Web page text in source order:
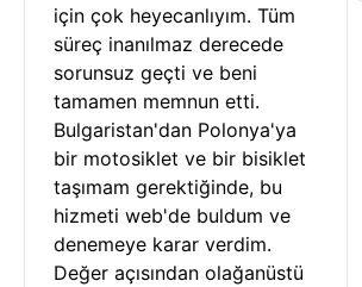
için çok heyecanlıyım. Tüm
süreç inanılmaz derecede
sorunsuz geçti ve beni
tamamen memnun etti.
Bulgaristan'dan Polonya'ya
bir motosiklet ve bir bisiklet
taşımam gerektiğinde, bu
hizmeti web'de buldum ve
denemeye karar verdim.
Değer açısından olağanüstü